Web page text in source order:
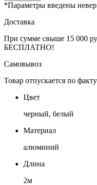
*Параметры введены
Доставка
При сумме свыше 15 000
БЕСПЛАТНО!
Самовывоз
Товар отпускается по
Цвет
черный, белый
Материал
алюминий
Длина
2м